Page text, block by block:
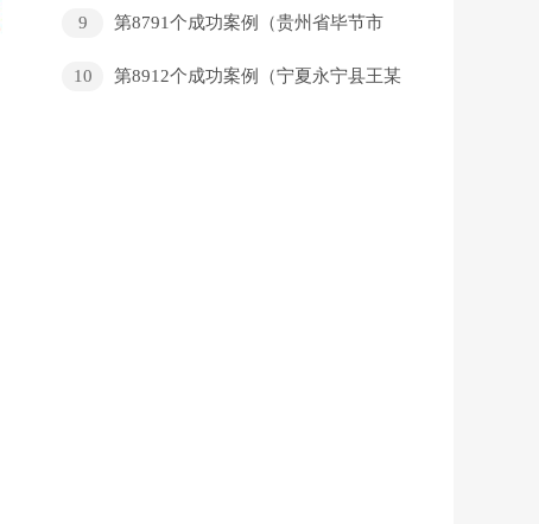
9
第8791个成功案例（贵州省毕节市
10
第8912个成功案例（宁夏永宁县王某